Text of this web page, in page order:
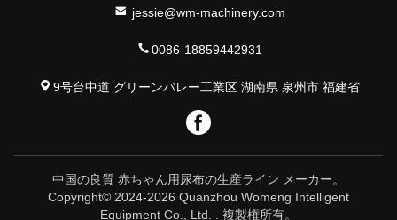
jessie@wm-machinery.com
0086-18859442931
9号台中道 グリーンバレー工業区 湖南県 泉州市 福建省
中国の良質 赤ちゃん用尿布の生産ライン メーカー。
Copyright© 2024-2026 Quanzhou Womeng Intelligent
Equipment Co., Ltd. . 複製権所有。